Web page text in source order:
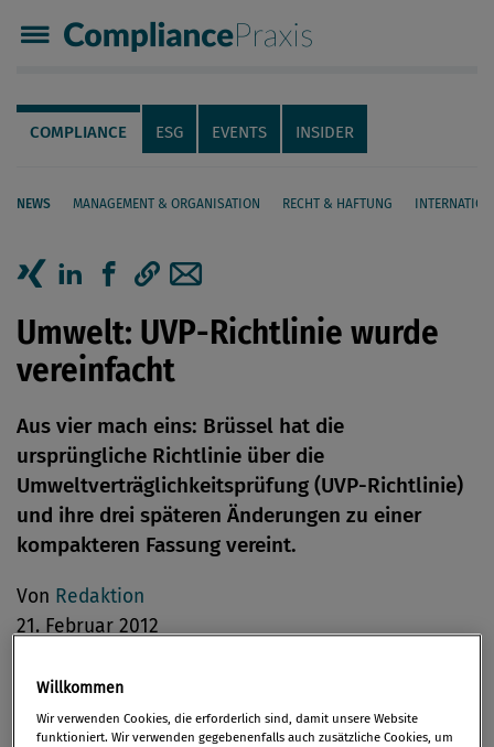
Compliance Praxis
Servicenavigation
Navigation
COMPLIANCE ESG EVENTS INSIDER
NEWS MANAGEMENT & ORGANISATION RECHT & HAFTUNG
Seiteninhalt
Artikel auf Xing teilen
Artikel auf linkedIn teilen
Artikel auf Facebook teilen
Artikellink kopieren
Artikel per Mail teilen
Umwelt: UVP-Richtlinie wurde
vereinfacht
Aus vier mach eins: Brüssel hat die
ursprüngliche Richtlinie über die
Umweltverträglichkeitsprüfung (UVP-Richtlinie)
und ihre drei späteren Änderungen zu einer
kompakteren Fassung vereint.
Von Redaktion
21. Februar 2012
Die ursprüngliche UVP-Richtlinie und all ihre
Willkommen
Wir verwenden Cookies, die erforderlich sind, damit unsere Website
funktioniert. Wir verwenden gegebenenfalls auch zusätzliche Cookies, um